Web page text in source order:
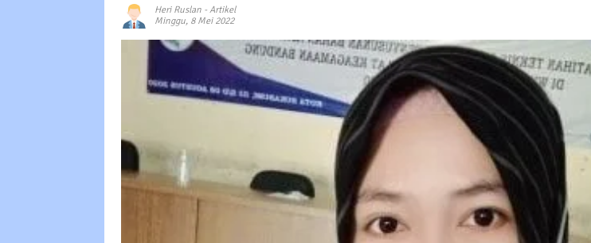
Heri Ruslan - Artikel
Minggu, 8 Mei 2022